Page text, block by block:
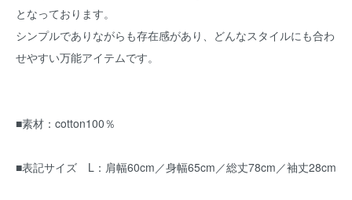
となっております。
シンプルでありながらも存在感があり、どんなスタイルにも合わ
せやすい万能アイテムです。
■素材：cotton100％
■表記サイズ L：肩幅60cm／身幅65cm／総丈78cm／袖丈28cm